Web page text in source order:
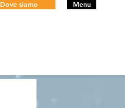
Dove siamo Menu